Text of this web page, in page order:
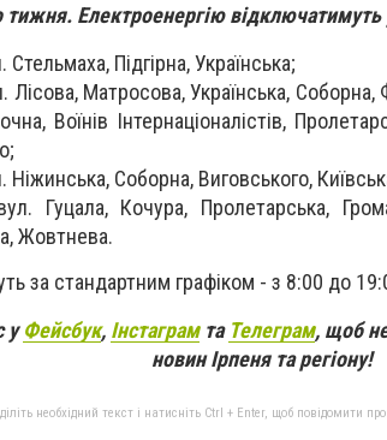
тижня. Електроенергію
Підгірна, Українська;
Лісова, Матросова, Українська,
Воїнів Інтернаціоналістів,
Ніжинська, Соборна, Виговського,
Гуцала, Кочура, Пролетарська,
Жовтнева.
за стандартним графіком - з 8:00 до
уФейсбук, Інстаграмта Телеграм, щоб
новин Ірпеня та регіону!
необхідний текст і натисніть Ctrl + Enter, щоб повідомити